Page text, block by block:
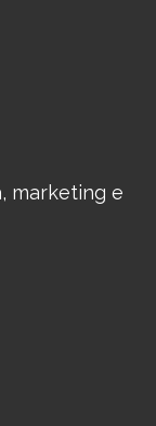
marketing e